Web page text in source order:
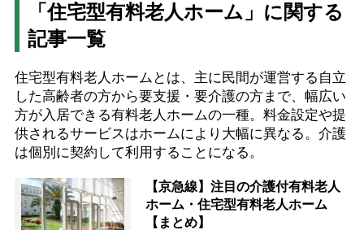
「住宅型有料老人ホーム」に関する
記事一覧
住宅型有料老人ホームとは、主に民間が運営する自立
した高齢者の方から要支援・要介護の方まで、幅広い
方が入居できる有料老人ホームの一種。料金設定や提
供されるサービスはホームにより大幅に異なる。介護
は個別に契約して利用することになる。
【京急線】注目の介護付有料老人
ホーム・住宅型有料老人ホーム
【まとめ】